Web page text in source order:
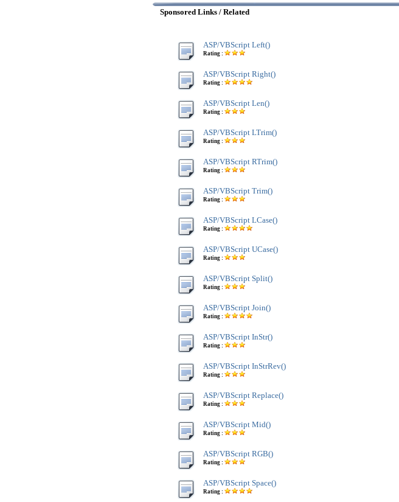
Sponsored Links / Related
ASP/VBScript Left()
Rating :
ASP/VBScript Right()
Rating :
ASP/VBScript Len()
Rating :
ASP/VBScript LTrim()
Rating :
ASP/VBScript RTrim()
Rating :
ASP/VBScript Trim()
Rating :
ASP/VBScript LCase()
Rating :
ASP/VBScript UCase()
Rating :
ASP/VBScript Split()
Rating :
ASP/VBScript Join()
Rating :
ASP/VBScript InStr()
Rating :
ASP/VBScript InStrRev()
Rating :
ASP/VBScript Replace()
Rating :
ASP/VBScript Mid()
Rating :
ASP/VBScript RGB()
Rating :
ASP/VBScript Space()
Rating :